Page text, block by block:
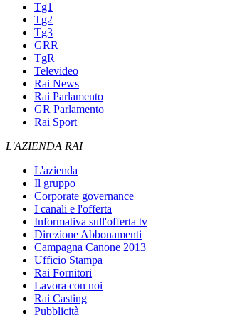
Tg1
Tg2
Tg3
GRR
TgR
Televideo
Rai News
Rai Parlamento
GR Parlamento
Rai Sport
L'AZIENDA RAI
L'azienda
Il gruppo
Corporate governance
I canali e l'offerta
Informativa sull'offerta tv
Direzione Abbonamenti
Campagna Canone 2013
Ufficio Stampa
Rai Fornitori
Lavora con noi
Rai Casting
Pubblicità